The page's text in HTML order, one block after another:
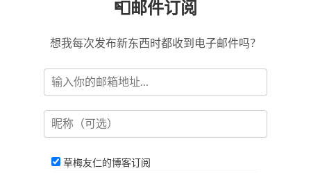
📮邮件订阅
想我每次发布新东西时都收到电子邮件吗？
草梅友仁的博客订阅